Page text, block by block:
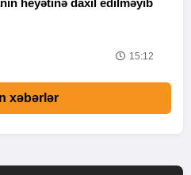
heyətinə daxil edilməyib
15:12
xəbərlər